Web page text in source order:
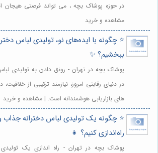
در حوزه پوشاک بچه ، می تواند فرصتی هیجان
مشاهده و خرید
⭐️ چگونه با ایده‌های نو، تولیدی لباس
ببخشیم؟ ✨
پوشاک بچه در تهران - رونق دادن به تولیدی
در دنیای رقابتی امروز، نیازمند ترکیبی از
های بازاریابی هوشمندانه است. | مشاهده و خرید
⭐️ چگونه یک تولیدی لباس دخترانه
راه‌اندازی کنیم؟ 👧
پوشاک بچه در تهران - راه اندازی یک تولیدی